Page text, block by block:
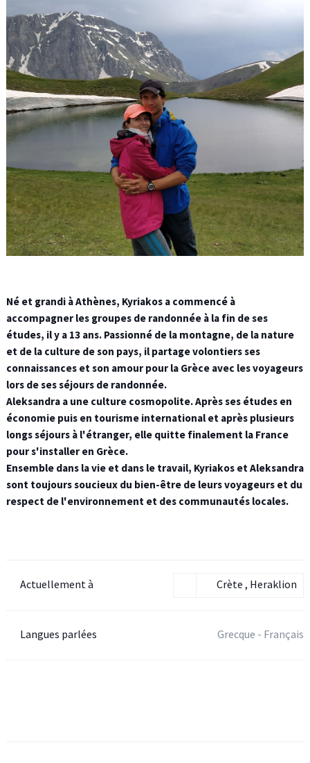
Né et grandi à Athènes, Kyriakos a commencé à
accompagner les groupes de randonnée à la fin de ses
études, il y a 13 ans. Passionné de la montagne, de la nature
et de la culture de son pays, il partage volontiers ses
connaissances et son amour pour la Grèce avec les voyageurs
lors de ses séjours de randonnée.
Aleksandra a une culture cosmopolite. Après ses études en
économie puis en tourisme international et après plusieurs
longs séjours à l'étranger, elle quitte finalement la France
pour s'installer en Grèce.
Ensemble dans la vie et dans le travail, Kyriakos et Aleksandra
sont toujours soucieux du bien-être de leurs voyageurs et du
respect de l'environnement et des communautés locales.
Actuellement à Crète , Heraklion
Langues parlées Grecque - Français